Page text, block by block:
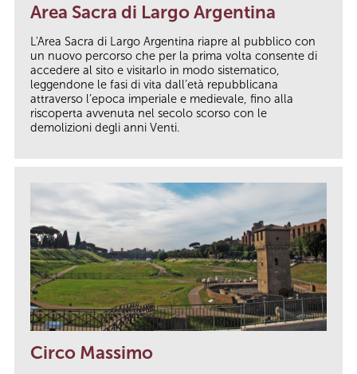
Area Sacra di Largo Argentina
L'Area Sacra di Largo Argentina riapre al pubblico con
un nuovo percorso che per la prima volta consente di
accedere al sito e visitarlo in modo sistematico,
leggendone le fasi di vita dall’età repubblicana
attraverso l’epoca imperiale e medievale, fino alla
riscoperta avvenuta nel secolo scorso con le
demolizioni degli anni Venti.
Circo Massimo